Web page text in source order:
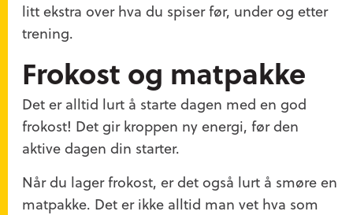
litt ekstra over hva du spiser før, under og etter
trening.
Frokost og matpakke
Det er alltid lurt å starte dagen med en god
frokost! Det gir kroppen ny energi, før den
aktive dagen din starter.
Når du lager frokost, er det også lurt å smøre en
matpakke. Det er ikke alltid man vet hva som